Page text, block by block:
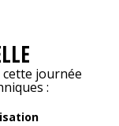
cette journée
: